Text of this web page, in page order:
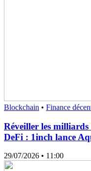
Blockchain • Finance
Réveiller les
DeFi : 1inch lance
29/07/2026 • 11:00